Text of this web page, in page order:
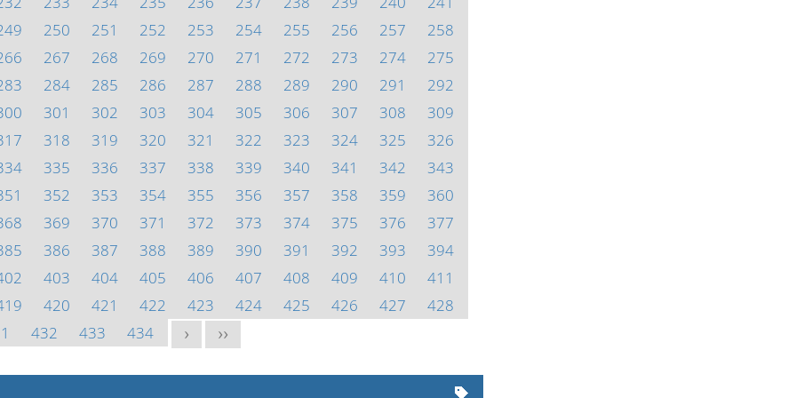
250 251 252 253 254 255 256 257
258
267 268 269 270 271 272 273 274
275
284 285 286 287 288 289 290 291
292
301 302 303 304 305 306 307 308
309
318 319 320 321 322 323 324 325
326
335 336 337 338 339 340 341 342
343
352 353 354 355 356 357 358 359
360
369 370 371 372 373 374 375 376
377
386 387 388 389 390 391 392 393
394
403 404 405 406 407 408 409 410
411
420 421 422 423 424 425 426 427
428
432 433 434 > >>